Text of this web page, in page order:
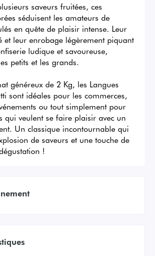
saveurs fruitées, ces
séduisent les amateurs de
en quête de plaisir intense. Leur
et leur enrobage légèrement piquant
ludique et savoureuse,
petits et les grands.
généreux de 2 Kg, les Langues
sont idéales pour les commerces,
ou tout simplement pour
qui veulent se faire plaisir avec un
Un classique incontournable qui
de saveurs et une touche de
!